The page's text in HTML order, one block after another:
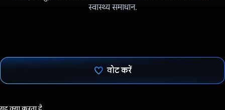
स्वास्थ्य समाधान.
वोट करें